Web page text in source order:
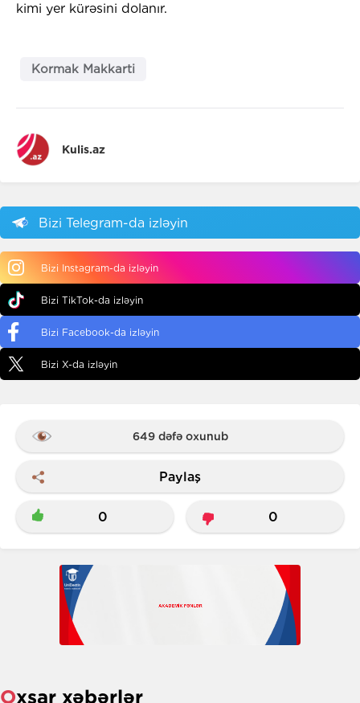
kimi yer kürəsini dolanır.
Kormak Makkarti
Kulis.az
Bizi Telegram-da izləyin
Bizi Instagram-da izləyin
Bizi TikTok-da izləyin
Bizi Facebook-da izləyin
Bizi X-da izləyin
649 dəfə oxunub
Paylaş
0 0
Oxşar xəbərlər